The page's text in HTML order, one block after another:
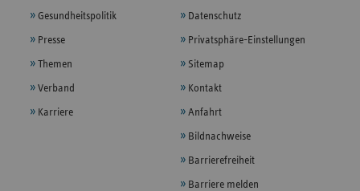
Gesundheitspolitik
Presse
Themen
Verband
Karriere
Datenschutz
Privatsphäre-Einstellungen
Sitemap
Kontakt
Anfahrt
Bildnachweise
Barrierefreiheit
Barriere melden